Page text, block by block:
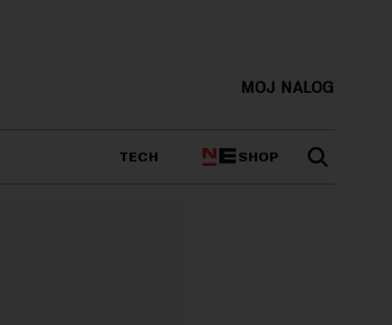
MOJ NALOG
TECH SHOP